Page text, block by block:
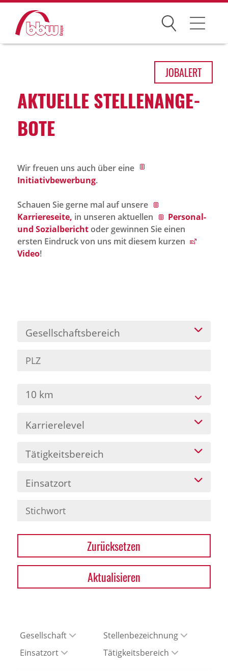
Suchen
Über uns
Historie
bbw als Arbeitgeber
Jobportal
Presse und Medien
Karriere
Presse
News Archiv
JOBALERT
AKTU­ELLE STEL­LEN­AN­GE­
BOTE
Wir freuen uns auch über eine
Initiativbewerbung.
Schauen Sie gerne mal auf unsere
Karriereseite, in unseren aktuellen
Personal-
und Sozialberichtoder gewinnen Sie einen
ersten Eindruck von uns mit diesem kurzen
Video!
Gesellschaftsbereich
10 km
Karrierelevel
Tätigkeitsbereich
Einsatzort
Zurücksetzen
Aktualisieren
Gesellschaft
Stellenbezeichnung
Einsatzort
Tätigkeitsbereich